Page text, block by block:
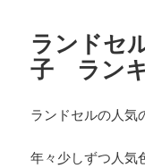
ランドセ
子 ラン
ランドセルの人気
年々少しずつ人気